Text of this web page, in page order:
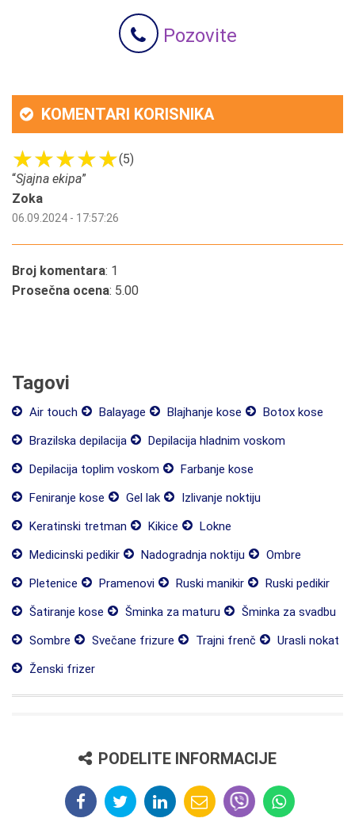
Pozovite
KOMENTARI KORISNIKA
(5)
“Sjajna ekipa”
Zoka
06.09.2024 - 17:57:26
Broj komentara: 1
Prosečna ocena: 5.00
Tagovi
Air touch Balayage Blajhanje kose
Botox kose
Brazilska depilacija
Depilacija hladnim voskom
Depilacija toplim voskom
Farbanje kose
Feniranje kose
Gel lak
Izlivanje noktiju
Keratinski tretman
Kikice
Lokne
Medicinski pedikir
Nadogradnja noktiju
Ombre
Pletenice
Pramenovi Ruski manikir
Ruski pedikir
Šatiranje kose
Šminka za maturu
Šminka za svadbu
Sombre
Svečane frizure Trajni frenč
Urasli nokat
Ženski frizer
PODELITE INFORMACIJE